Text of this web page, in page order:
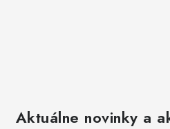
Aktuálne novinky a